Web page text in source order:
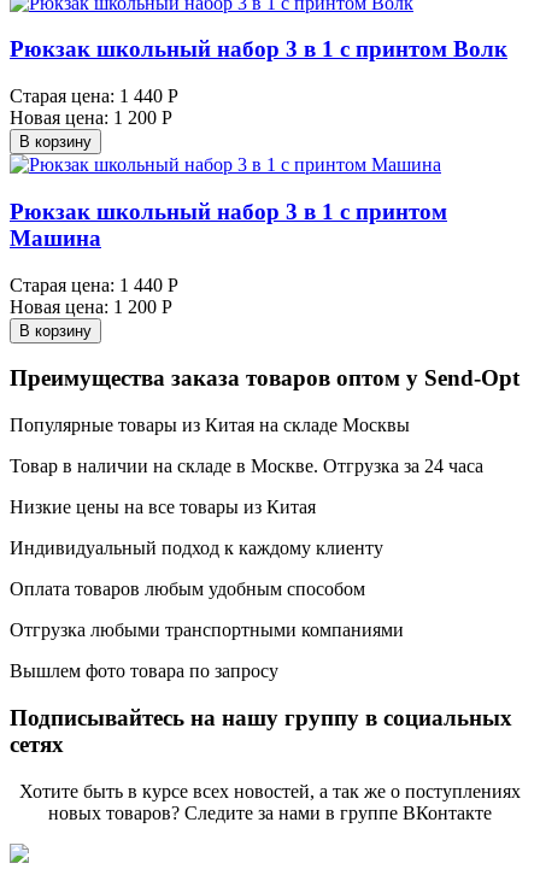
Рюкзак школьный набор 3 в 1 с принтом Волк
Старая цена: 1 440 Р
Новая цена: 1 200 Р
В корзину
Рюкзак школьный набор 3 в 1 с принтом
Машина
Старая цена: 1 440 Р
Новая цена: 1 200 Р
В корзину
Преимущества заказа товаров оптом у Send-Opt
Популярные товары из Китая на складе Москвы
Товар в наличии на складе в Москве. Отгрузка за 24 часа
Низкие цены на все товары из Китая
Индивидуальный подход к каждому клиенту
Оплата товаров любым удобным способом
Отгрузка любыми транспортными компаниями
Вышлем фото товара по запросу
Подписывайтесь на нашу группу в социальных
сетях
Хотите быть в курсе всех новостей, а так же о поступлениях
новых товаров? Следите за нами в группе ВКонтакте